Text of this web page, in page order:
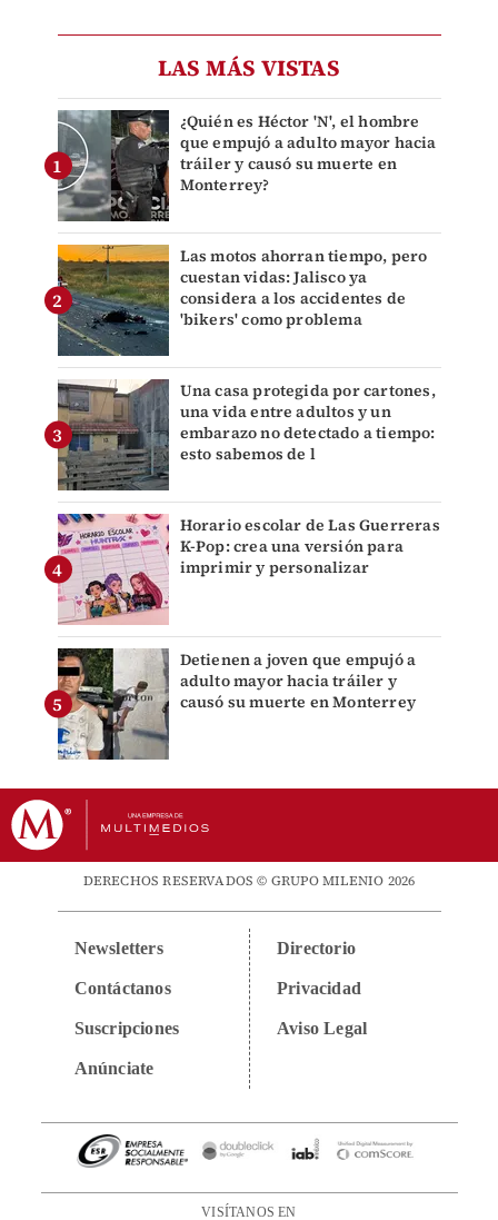
LAS MÁS VISTAS
¿Quién es Héctor 'N', el hombre
que empujó a adulto mayor hacia
tráiler y causó su muerte en
Monterrey?
Las motos ahorran tiempo, pero
cuestan vidas: Jalisco ya
considera a los accidentes de
'bikers' como problema
Una casa protegida por cartones,
una vida entre adultos y un
embarazo no detectado a tiempo:
esto sabemos de l
Horario escolar de Las Guerreras
K-Pop: crea una versión para
imprimir y personalizar
Detienen a joven que empujó a
adulto mayor hacia tráiler y
causó su muerte en Monterrey
DERECHOS RESERVADOS © GRUPO MILENIO 2026
Newsletters
Contáctanos
Suscripciones
Anúnciate
Directorio
Privacidad
Aviso Legal
VISÍTANOS EN